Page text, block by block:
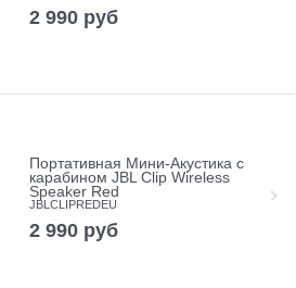
2 990 руб
Портативная Мини-Акустика с
карабином JBL Clip Wireless
Speaker Red
JBLCLIPREDEU
2 990 руб